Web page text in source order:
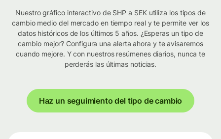
Nuestro gráfico interactivo de SHP a SEK utiliza los tipos de
cambio medio del mercado en tiempo real y te permite ver los
datos históricos de los últimos 5 años. ¿Esperas un tipo de
cambio mejor? Configura una alerta ahora y te avisaremos
cuando mejore. Y con nuestros resúmenes diarios, nunca te
perderás las últimas noticias.
Haz un seguimiento del tipo de cambio